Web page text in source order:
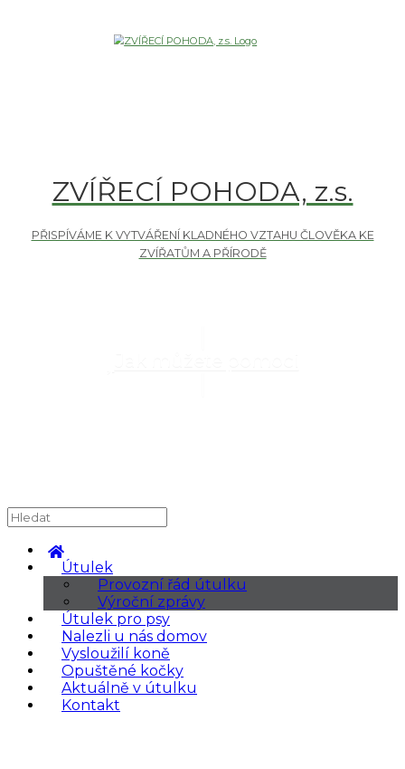
ZVÍŘECÍ POHODA, z.s.
Útulek
Provozní řád útulku
Výroční zprávy
Útulek pro psy
Nalezli u nás domov
Vysloužilí koně
Opuštěné kočky
Aktuálně v útulku
Kontakt